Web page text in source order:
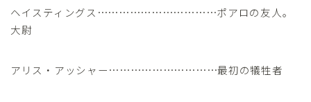
ヘイスティングス……………………………ポアロの友人。
大尉
アリス・アッシャー…………………………最初の犠牲者